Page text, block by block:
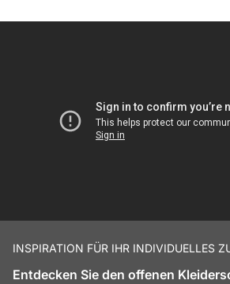
INSPIRATION FÜR IHR INDIVIDUELLES
Entdecken Sie den offenen